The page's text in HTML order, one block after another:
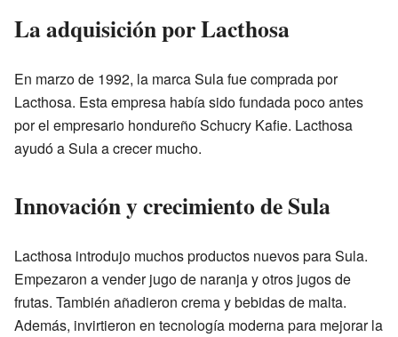
La adquisición por Lacthosa
En marzo de 1992, la marca Sula fue comprada por
Lacthosa. Esta empresa había sido fundada poco antes
por el empresario hondureño Schucry Kafie. Lacthosa
ayudó a Sula a crecer mucho.
Innovación y crecimiento de Sula
Lacthosa introdujo muchos productos nuevos para Sula.
Empezaron a vender jugo de naranja y otros jugos de
frutas. También añadieron crema y bebidas de malta.
Además, invirtieron en tecnología moderna para mejorar la